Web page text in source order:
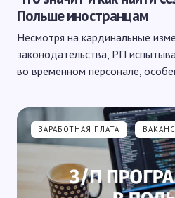
Польше иностранцам
Несмотря на кардинальные
законодательства, РП
во временном персонале,
ЗАРАБОТНАЯ ПЛАТА